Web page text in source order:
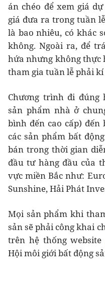
án chéo để xem giá
giá đưa ra trong tuần
là bao nhiêu, có khác
không. Ngoài ra, để
hứa nhưng không thực
tham gia tuần lễ phải kí
Chương trình đi đúng
sản phẩm nhà ở
bình đến cao cấp)
các sản phẩm bất
bán trong thời gian
đầu tư hàng đầu của
vực miền Bắc như:
Sunshine, Hải Phát
Mọi sản phẩm khi
sản sẽ phải công khai
trên hệ thống
Hội môi giới bất động